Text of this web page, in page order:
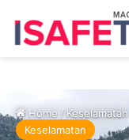
Home /Keselamatan
Keselamatan